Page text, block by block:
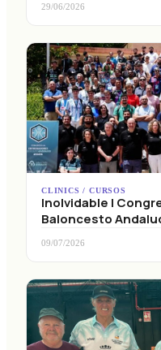
29/06/2026
CLINICS / CURSOS
Inolvidable I
Baloncesto
09/07/2026